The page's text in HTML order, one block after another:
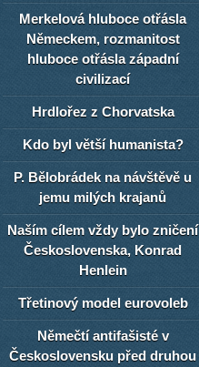
Merkelová hluboce otřásla
Německem, rozmanitost
hluboce otřásla západní
civilizací
Hrdlořez z Chorvatska
Kdo byl větší humanista?
P. Bělobrádek na návštěvě u
jemu milých krajanů
Naším cílem vždy bylo zničení
Československa, Konrad
Henlein
Třetinový model eurovoleb
Němečtí antifašisté v
Československu před druhou